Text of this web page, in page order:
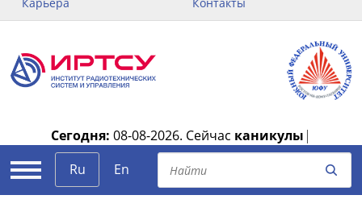
Сегодня: 08-08-2026. Сейчас каникулы |
Ru
En